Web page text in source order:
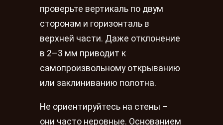
проверьте вертикаль по двум
сторонам и горизонталь в
верхней части. Даже отклонение
в 2–3 мм приводит к
самопроизвольному открыванию
или заклиниванию полотна.
Не ориентируйтесь на стены –
они часто неровные. Основанием